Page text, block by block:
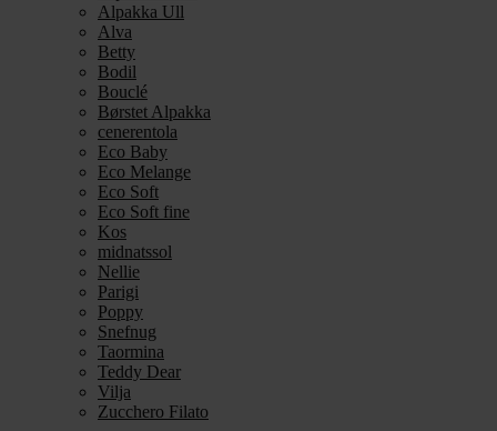
Alpakka Ull
Alva
Betty
Bodil
Bouclé
Børstet Alpakka
cenerentola
Eco Baby
Eco Melange
Eco Soft
Eco Soft fine
Kos
midnatssol
Nellie
Parigi
Poppy
Snefnug
Taormina
Teddy Dear
Vilja
Zucchero Filato